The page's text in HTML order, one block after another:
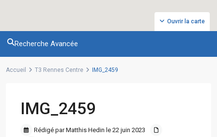
Ouvrir la carte
Recherche Avancée
Accueil T3 Rennes Centre IMG_2459
IMG_2459
Rédigé par Matthis Hedin le 22 juin 2023